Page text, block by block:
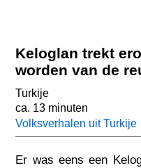
Keloglan trekt
worden van de
Turkije
ca. 13 minuten
Volksverhalen uit Turkije
Er was eens een